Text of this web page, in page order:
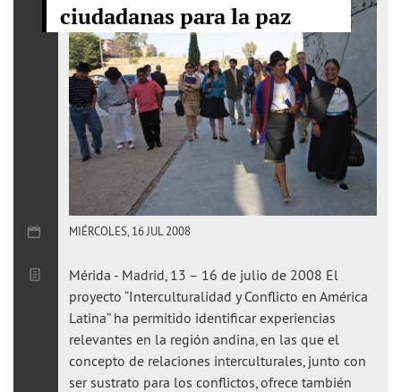
ciudadanas para la paz
MIÉRCOLES, 16 JUL 2008
Mérida - Madrid, 13 – 16 de julio de 2008 El
proyecto “Interculturalidad y Conflicto en América
Latina” ha permitido identificar experiencias
relevantes en la región andina, en las que el
concepto de relaciones interculturales, junto con
ser sustrato para los conflictos, ofrece también